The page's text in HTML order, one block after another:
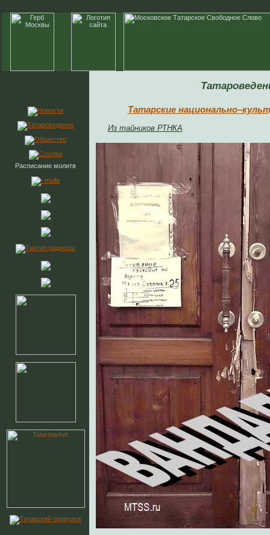
Расписание молитв
Татарские
Из тайников РТНКА